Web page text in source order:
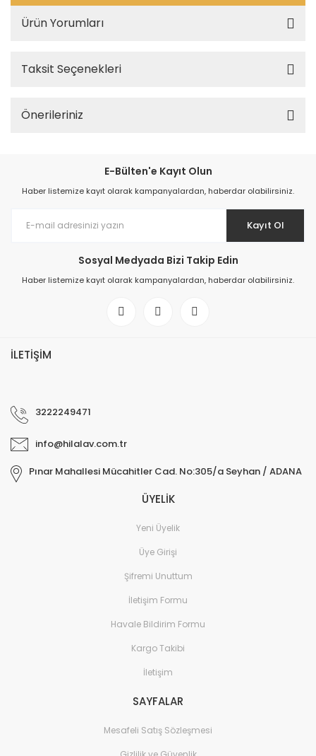
Ürün Yorumları
Taksit Seçenekleri
Önerileriniz
E-Bülten'e Kayıt Olun
Haber listemize kayıt olarak kampanyalardan, haberdar olabilirsiniz.
Kayıt Ol
Sosyal Medyada Bizi Takip Edin
Haber listemize kayıt olarak kampanyalardan, haberdar olabilirsiniz.
İLETİŞİM
3222249471
info@hilalav.com.tr
Pınar Mahallesi Mücahitler Cad. No:305/a Seyhan / ADANA
ÜYELİK
Yeni Üyelik
Üye Girişi
Şifremi Unuttum
İletişim Formu
Havale Bildirim Formu
Kargo Takibi
İletişim
SAYFALAR
Mesafeli Satış Sözleşmesi